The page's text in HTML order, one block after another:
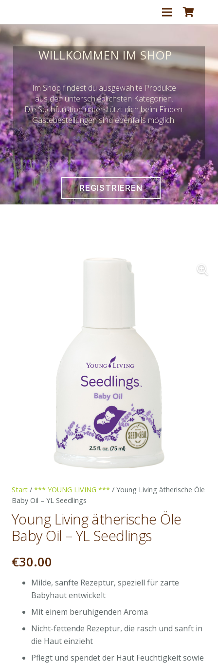
WILLKOMMEN IM SHOP
Im Shop findest du ausgewählte Produkte
aus den unterschiedlichsten Kategorien.
Die Suchfunktion unterstützt dich beim Finden.
Gästebestellungen sind ebenfalls möglich.
REGISTRIEREN
Start / *** YOUNG LIVING *** / Young Living ätherische Öle
Baby Oil – YL Seedlings
Young Living ätherische Öle
Baby Oil – YL Seedlings
€30.00
Milde, sanfte Rezeptur, speziell für zarte
Babyhaut entwickelt
Mit einem beruhigenden Aroma
Nicht-fettende Rezeptur, die rasch und sanft in
die Haut einzieht
Pflegt und spendet der Haut Feuchtigkeit sowie